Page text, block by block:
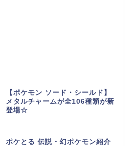
【ポケモン ソード・シールド】
メタルチャームが全106種類が新
登場☆
ポケとる 伝説・幻ポケモン紹介